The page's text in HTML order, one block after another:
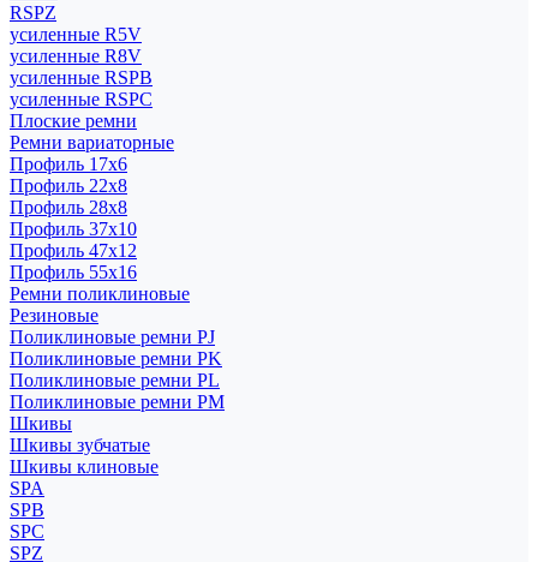
RSPZ
усиленные R5V
усиленные R8V
усиленные RSPB
усиленные RSPC
Плоские ремни
Ремни вариаторные
Профиль 17x6
Профиль 22x8
Профиль 28x8
Профиль 37x10
Профиль 47x12
Профиль 55x16
Ремни поликлиновые
Резиновые
Поликлиновые ремни PJ
Поликлиновые ремни PK
Поликлиновые ремни PL
Поликлиновые ремни PM
Шкивы
Шкивы зубчатые
Шкивы клиновые
SPA
SPB
SPC
SPZ